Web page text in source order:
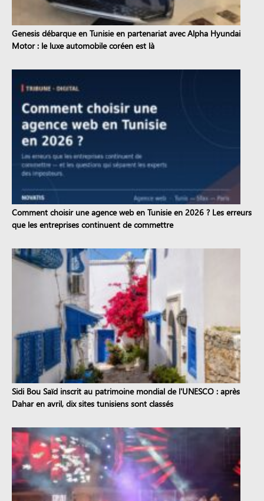
Genesis débarque en Tunisie en partenariat avec Alpha Hyundai
Motor : le luxe automobile coréen est là
Comment choisir une agence web en Tunisie en 2026 ? Les erreurs
que les entreprises continuent de commettre
Sidi Bou Saïd inscrit au patrimoine mondial de l'UNESCO : après
Dahar en avril, dix sites tunisiens sont classés